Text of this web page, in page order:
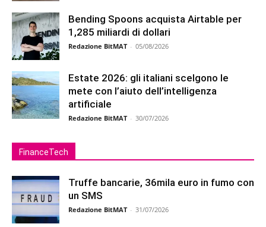
Bending Spoons acquista Airtable per
1,285 miliardi di dollari
Redazione BitMAT - 05/08/2026
Estate 2026: gli italiani scelgono le
mete con l’aiuto dell’intelligenza
artificiale
Redazione BitMAT - 30/07/2026
FinanceTech
Truffe bancarie, 36mila euro in fumo con
un SMS
Redazione BitMAT - 31/07/2026